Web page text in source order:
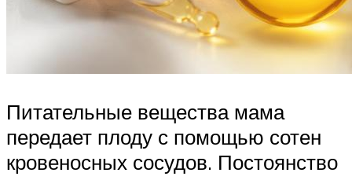
Питательные вещества мама
передает плоду с помощью сотен
кровеносных сосудов. Постоянство